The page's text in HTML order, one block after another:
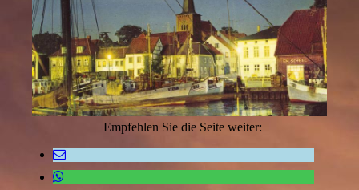
Empfehlen Sie die Seite weiter: